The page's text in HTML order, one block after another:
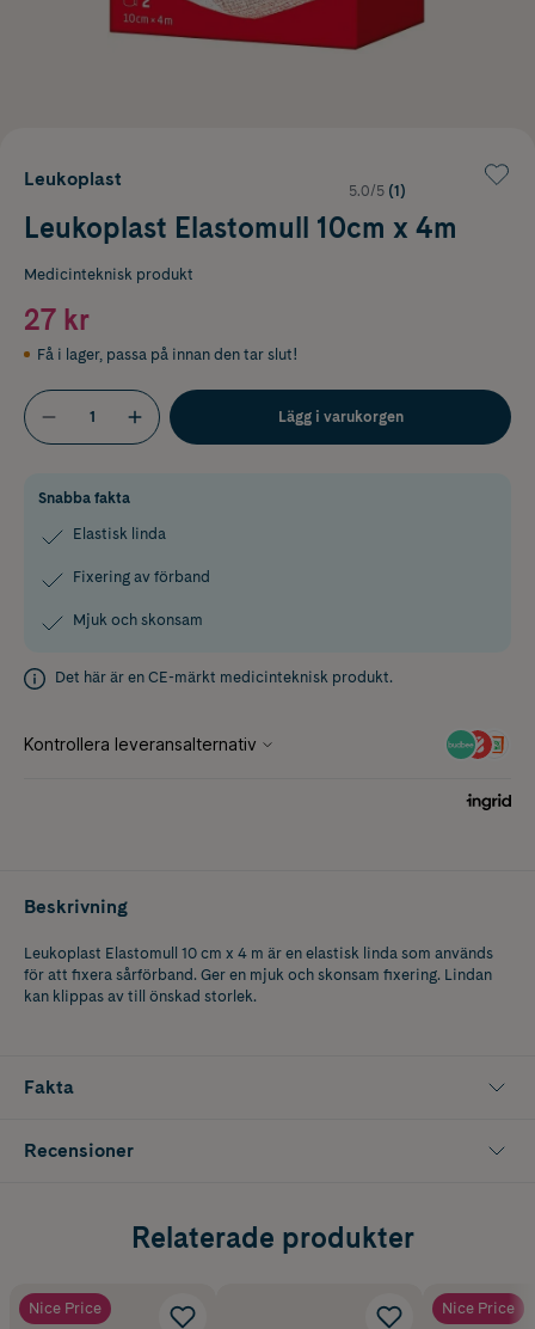
Leukoplast
5.0/5 (1)
Leukoplast Elastomull 10cm x 4m
Medicinteknisk produkt
27 kr
Få i lager, passa på innan den tar slut!
Lägg i varukorgen
Snabba fakta
Elastisk linda
Fixering av förband
Mjuk och skonsam
Det här är en CE-märkt medicinteknisk produkt.
Beskrivning
Leukoplast Elastomull 10 cm x 4 m är en elastisk linda som används
för att fixera sårförband. Ger en mjuk och skonsam fixering. Lindan
kan klippas av till önskad storlek.
Fakta
Recensioner
Relaterade produkter
Nice Price Nice Price